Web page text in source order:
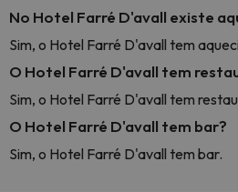
No Hotel Farré D'avall existe
Sim, o Hotel Farré D'avall tem
O Hotel Farré D'avall tem
Sim, o Hotel Farré D'avall tem
O Hotel Farré D'avall tem bar?
Sim, o Hotel Farré D'avall tem bar.